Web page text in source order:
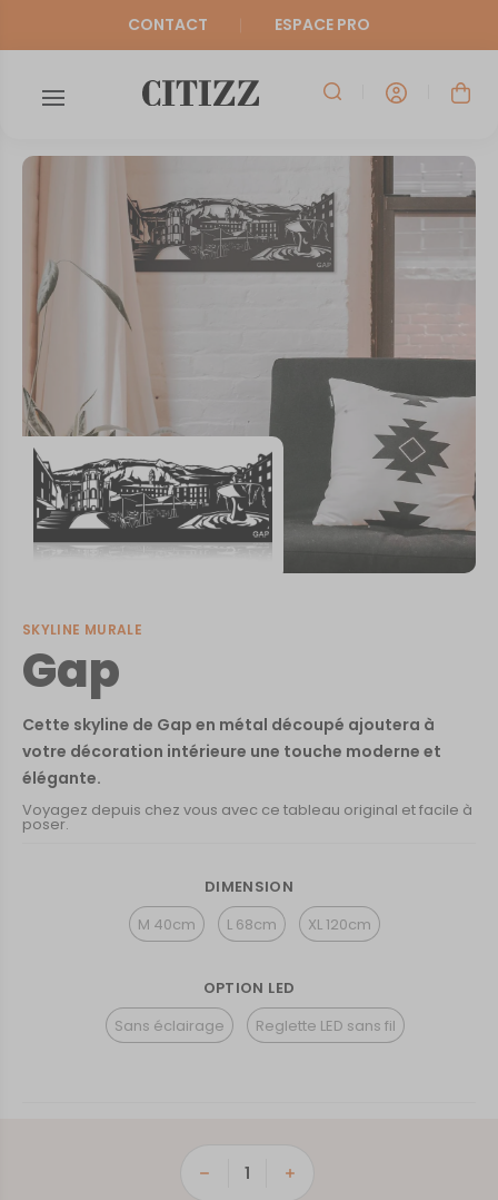
CONTACT ESPACE PRO
SKYLINE MURALE
Gap
Cette skyline de Gap en métal découpé ajoutera à
votre décoration intérieure une touche moderne et
élégante.
Voyagez depuis chez vous avec ce tableau original et facile à
poser.
DIMENSION
M 40cm
L 68cm XL 120cm
OPTION LED
Sans éclairage
Reglette LED sans fil
quantité